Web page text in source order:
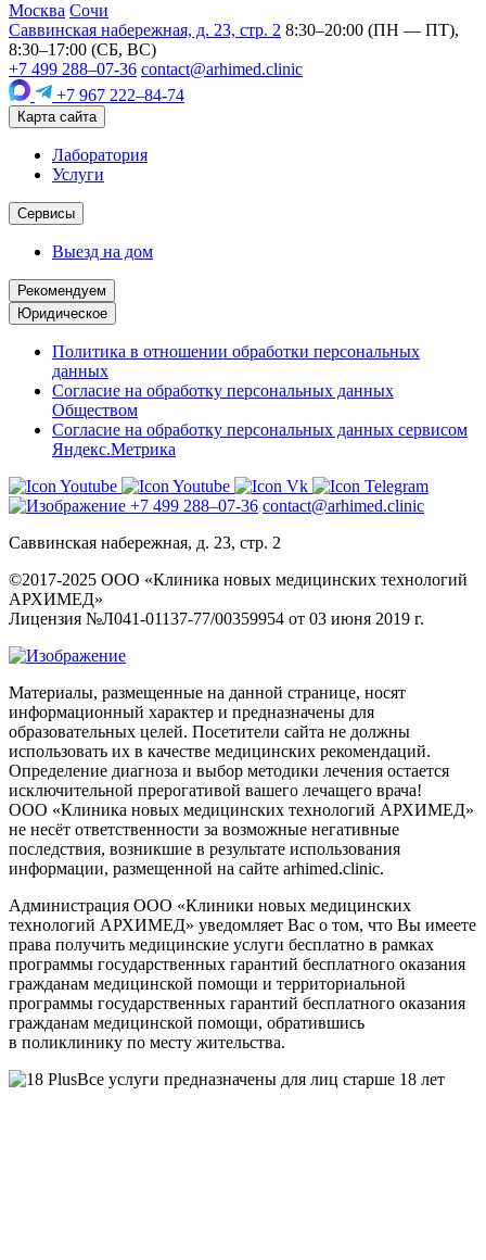
Москва Сочи
Саввинская набережная, д. 23, стр. 2 8:30–20:00 (ПН — ПТ),
8:30–17:00 (СБ, ВС)
+7 499 288–07-36 contact@arhimed.clinic
+7 967 222–84-74
Карта сайта
Лаборатория
Услуги
Сервисы
Выезд на дом
Рекомендуем
Юридическое
Политика в отношении обработки персональных
данных
Согласие на обработку персональных данных
Обществом
Согласие на обработку персональных данных сервисом
Яндекс.Метрика
+7 499 288–07-36 contact@arhimed.clinic
Саввинская набережная, д. 23, стр. 2
©2017-2025 ООО «Клиника новых медицинских технологий
АРХИМЕД»
Лицензия №Л041-01137-77/00359954 от 03 июня 2019 г.
Материалы, размещенные на данной странице, носят
информационный характер и предназначены для
образовательных целей. Посетители сайта не должны
использовать их в качестве медицинских рекомендаций.
Определение диагноза и выбор методики лечения остается
исключительной прерогативой вашего лечащего врача!
ООО «Клиника новых медицинских технологий АРХИМЕД»
не несёт ответственности за возможные негативные
последствия, возникшие в результате использования
информации, размещенной на сайте arhimed.clinic.
Администрация ООО «Клиники новых медицинских
технологий АРХИМЕД» уведомляет Вас о том, что Вы имеете
права получить медицинские услуги бесплатно в рамках
программы государственных гарантий бесплатного оказания
гражданам медицинской помощи и территориальной
программы государственных гарантий бесплатного оказания
гражданам медицинской помощи, обратившись
в поликлинику по месту жительства.
Все услуги предназначены для лиц старше 18 лет